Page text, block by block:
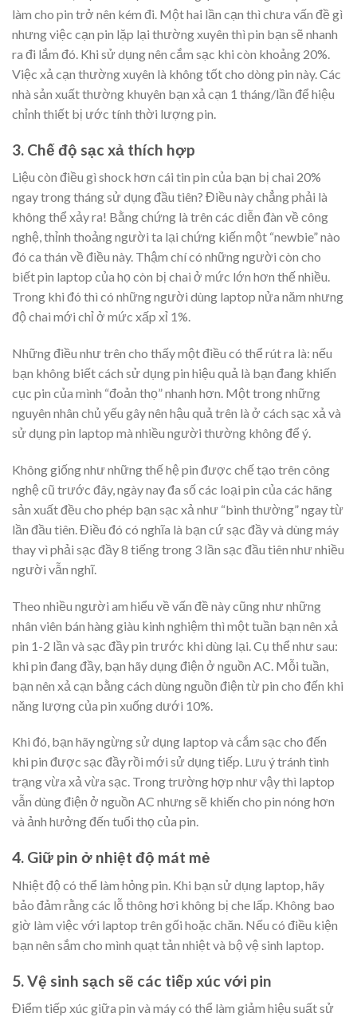
làm cho pin trở nên kém đi. Một hai lần cạn thì chưa vấn đề gì
nhưng việc cạn pin lặp lại thường xuyên thì pin bạn sẽ nhanh
ra đi lắm đó. Khi sử dụng nên cắm sạc khi còn khoảng 20%.
Việc xả cạn thường xuyên là không tốt cho dòng pin này. Các
nhà sản xuất thường khuyên bạn xả cạn 1 tháng/lần để hiệu
chỉnh thiết bị ước tính thời lượng pin.
3. Chế độ sạc xả thích hợp
Liệu còn điều gì shock hơn cái tin pin của bạn bị chai 20%
ngay trong tháng sử dụng đầu tiên? Điều này chẳng phải là
không thể xảy ra! Bằng chứng là trên các diễn đàn về công
nghệ, thỉnh thoảng người ta lại chứng kiến một “newbie” nào
đó ca thán về điều này. Thậm chí có những người còn cho
biết pin laptop của họ còn bị chai ở mức lớn hơn thế nhiều.
Trong khi đó thì có những người dùng laptop nửa năm nhưng
độ chai mới chỉ ở mức xấp xỉ 1%.
Những điều như trên cho thấy một điều có thể rút ra là: nếu
bạn không biết cách sử dụng pin hiệu quả là bạn đang khiến
cục pin của mình “đoản thọ” nhanh hơn. Một trong những
nguyên nhân chủ yếu gây nên hậu quả trên là ở cách sạc xả và
sử dụng pin laptop mà nhiều người thường không để ý.
Không giống như những thế hệ pin được chế tạo trên công
nghệ cũ trước đây, ngày nay đa số các loại pin của các hãng
sản xuất đều cho phép bạn sạc xả như “bình thường” ngay từ
lần đầu tiên. Điều đó có nghĩa là bạn cứ sạc đầy và dùng máy
thay vì phải sạc đầy 8 tiếng trong 3 lần sạc đầu tiên như nhiều
người vẫn nghĩ.
Theo nhiều người am hiểu về vấn đề này cũng như những
nhân viên bán hàng giàu kinh nghiệm thì một tuần bạn nên xả
pin 1-2 lần và sạc đầy pin trước khi dùng lại. Cụ thể như sau:
khi pin đang đầy, bạn hãy dụng điện ở nguồn AC. Mỗi tuần,
bạn nên xả cạn bằng cách dùng nguồn điện từ pin cho đến khi
năng lượng của pin xuống dưới 10%.
Khi đó, bạn hãy ngừng sử dụng laptop và cắm sạc cho đến
khi pin được sạc đầy rồi mới sử dụng tiếp. Lưu ý tránh tình
trạng vừa xả vừa sạc. Trong trường hợp như vậy thì laptop
vẫn dùng điện ở nguồn AC nhưng sẽ khiến cho pin nóng hơn
và ảnh hưởng đến tuổi thọ của pin.
4. Giữ pin ở nhiệt độ mát mẻ
Nhiệt độ có thể làm hỏng pin. Khi bạn sử dụng laptop, hãy
bảo đảm rằng các lỗ thông hơi không bị che lấp. Không bao
giờ làm việc với laptop trên gối hoặc chăn. Nếu có điều kiện
bạn nên sắm cho mình quạt tản nhiệt và bộ vệ sinh laptop.
5. Vệ sinh sạch sẽ các tiếp xúc với pin
Điểm tiếp xúc giữa pin và máy có thể làm giảm hiệu suất sử